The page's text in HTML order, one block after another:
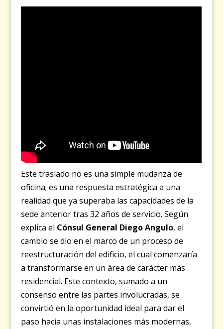
Este traslado no es una simple mudanza de
oficina; es una respuesta estratégica a una
realidad que ya superaba las capacidades de la
sede anterior tras 32 años de servicio. Según
explica el Cónsul General Diego Angulo, el
cambio se dio en el marco de un proceso de
reestructuración del edificio, el cual comenzaría
a transformarse en un área de carácter más
residencial. Este contexto, sumado a un
consenso entre las partes involucradas, se
convirtió en la oportunidad ideal para dar el
paso hacia unas instalaciones más modernas,